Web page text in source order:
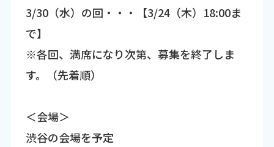
3/30（水）の回・・・【3/24（木）18:00ま
で】
※各回、満席になり次第、募集を終了しま
す。（先着順）
＜会場＞
渋谷の会場を予定